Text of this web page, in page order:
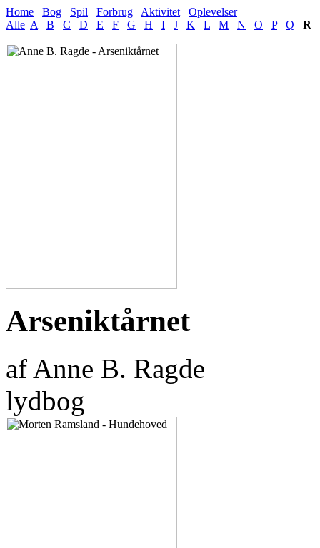
Home Bog Spil Forbrug Aktivitet
Oplevelser
Alle A B C D E F G H I J K L M N O P Q R
Arseniktårnet
af Anne B. Ragde
lydbog